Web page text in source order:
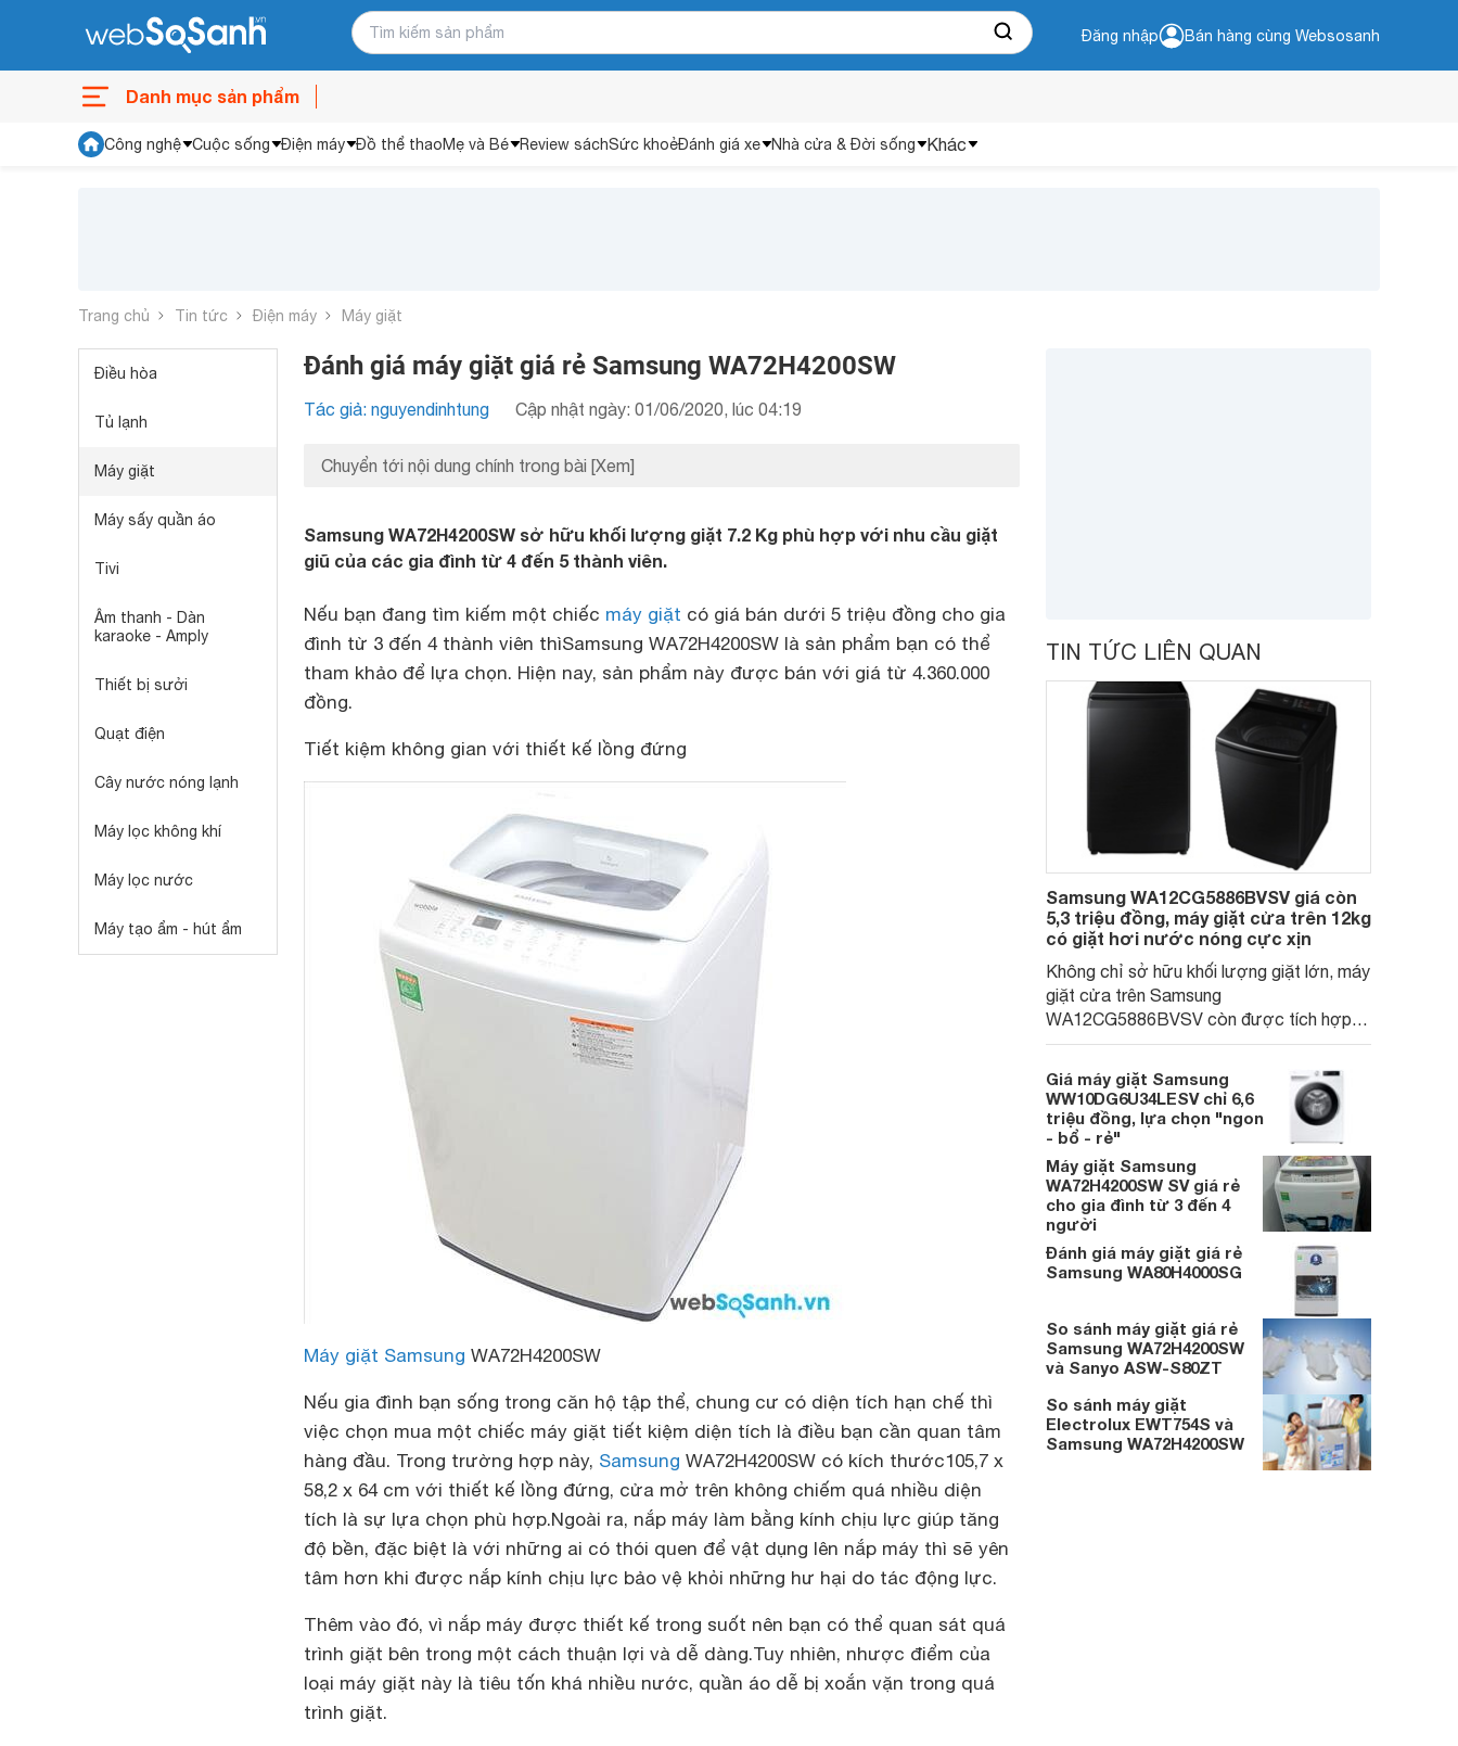
Đăng nhập Bán hàng cùng Websosanh
Danh mục sản phẩm
Công nghệ Cuộc sống Điện máy Đồ thể thaoMẹ và Bé Review sáchSức khoẻĐánh giá xe Nhà cửa & Đời sống Khác
Trang chủ Tin tức Điện máy Máy giặt
Điều hòa
Tủ lạnh
Máy giặt
Máy sấy quần áo
Tivi
Âm thanh - Dàn
karaoke - Amply
Thiết bị sưởi
Quạt điện
Cây nước nóng lạnh
Máy lọc không khí
Máy lọc nước
Máy tạo ẩm - hút ẩm
Đánh giá máy giặt giá rẻ Samsung WA72H4200SW
Tác giả: nguyendinhtung Cập nhật ngày: 01/06/2020, lúc 04:19
Chuyển tới nội dung chính trong bài [Xem]
Samsung WA72H4200SW sở hữu khối lượng giặt 7.2 Kg phù hợp với nhu cầu giặt
giũ của các gia đình từ 4 đến 5 thành viên.
Nếu bạn đang tìm kiếm một chiếc máy giặt có giá bán dưới 5 triệu đồng cho gia
đình từ 3 đến 4 thành viên thìSamsung WA72H4200SW là sản phẩm bạn có thể
tham khảo để lựa chọn. Hiện nay, sản phẩm này được bán với giá từ 4.360.000
đồng.
Tiết kiệm không gian với thiết kế lồng đứng
Máy giặt Samsung WA72H4200SW
Nếu gia đình bạn sống trong căn hộ tập thể, chung cư có diện tích hạn chế thì
việc chọn mua một chiếc máy giặt tiết kiệm diện tích là điều bạn cần quan tâm
hàng đầu. Trong trường hợp này, Samsung WA72H4200SW có kích thước105,7 x
58,2 x 64 cm với thiết kế lồng đứng, cửa mở trên không chiếm quá nhiều diện
tích là sự lựa chọn phù hợp.Ngoài ra, nắp máy làm bằng kính chịu lực giúp tăng
độ bền, đặc biệt là với những ai có thói quen để vật dụng lên nắp máy thì sẽ yên
tâm hơn khi được nắp kính chịu lực bảo vệ khỏi những hư hại do tác động lực.
Thêm vào đó, vì nắp máy được thiết kế trong suốt nên bạn có thể quan sát quá
trình giặt bên trong một cách thuận lợi và dễ dàng.Tuy nhiên, nhược điểm của
loại máy giặt này là tiêu tốn khá nhiều nước, quần áo dễ bị xoắn vặn trong quá
trình giặt.
TIN TỨC LIÊN QUAN
Samsung WA12CG5886BVSV giá còn
5,3 triệu đồng, máy giặt cửa trên 12kg
có giặt hơi nước nóng cực xịn
Không chỉ sở hữu khối lượng giặt lớn, máy
giặt cửa trên Samsung
WA12CG5886BVSV còn được tích hợp
nhiều công nghệ hiện đại, trở thành lựa
chọn phù hợp cho các gia đình đông thành
viên.
Giá máy giặt Samsung
WW10DG6U34LESV chỉ 6,6
triệu đồng, lựa chọn "ngon
- bổ - rẻ"
Máy giặt Samsung
WA72H4200SW SV giá rẻ
cho gia đình từ 3 đến 4
người
Đánh giá máy giặt giá rẻ
Samsung WA80H4000SG
So sánh máy giặt giá rẻ
Samsung WA72H4200SW
và Sanyo ASW-S80ZT
So sánh máy giặt
Electrolux EWT754S và
Samsung WA72H4200SW